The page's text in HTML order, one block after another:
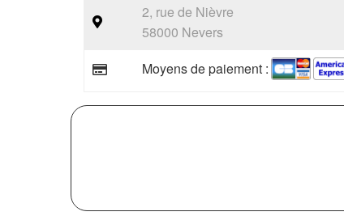
2, rue de Nièvre
58000 Nevers
Moyens de paiement :